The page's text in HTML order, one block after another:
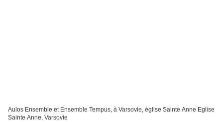
Aulos Ensemble et Ensemble Tempus, à Varsovie, église Sainte Anne Eglise
Sainte Anne, Varsovie